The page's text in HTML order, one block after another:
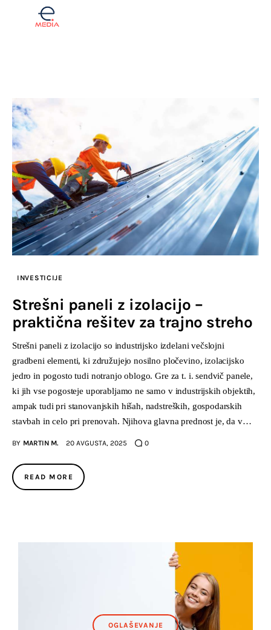
Investicije
Lifestyle
Zdravje
Tech
INVESTICIJE
Strešni paneli z izolacijo –
praktična rešitev za trajno streho
Strešni paneli z izolacijo so industrijsko izdelani večslojni
gradbeni elementi, ki združujejo nosilno pločevino, izolacijsko
jedro in pogosto tudi notranjo oblogo. Gre za t. i. sendvič panele,
ki jih vse pogosteje uporabljamo ne samo v industrijskih objektih,
ampak tudi pri stanovanjskih hišah, nadstreških, gospodarskih
stavbah in celo pri prenovah. Njihova glavna prednost je, da v…
BY MARTIN M. 20 AVGUSTA, 2025 0
READ MORE
OGLAŠEVANJE